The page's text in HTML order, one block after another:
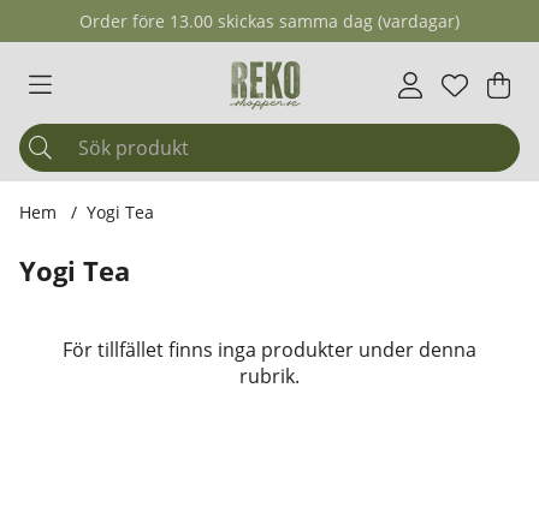
Order före 13.00 skickas samma dag (vardagar)
Antal i
. .
Hem Yogi Tea
Yogi Tea
Produkter
För tillfället finns inga produkter under denna
rubrik.